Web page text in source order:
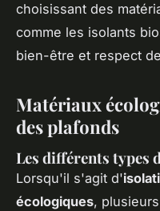
choisissant des
comme les isolants
bien-être et respect
Matériaux
des plafonds
Les différents types
Lorsqu'il s'agit d'
écologiques,